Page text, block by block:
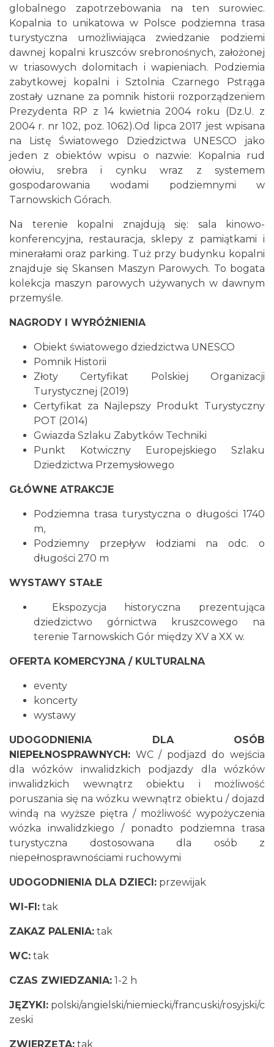
globalnego zapotrzebowania na ten surowiec.
Kopalnia to unikatowa w Polsce podziemna trasa
turystyczna umożliwiająca zwiedzanie podziemi
dawnej kopalni kruszców srebronośnych, założonej
w triasowych dolomitach i wapieniach. Podziemia
zabytkowej kopalni i Sztolnia Czarnego Pstrąga
zostały uznane za pomnik historii rozporządzeniem
Prezydenta RP z 14 kwietnia 2004 roku (Dz.U. z
2004 r. nr 102, poz. 1062).Od lipca 2017 jest wpisana
na Listę Światowego Dziedzictwa UNESCO jako
jeden z obiektów wpisu o nazwie: Kopalnia rud
ołowiu, srebra i cynku wraz z systemem
gospodarowania wodami podziemnymi w
Tarnowskich Górach.
Na terenie kopalni znajdują się: sala kinowo-
konferencyjna, restauracja, sklepy z pamiątkami i
minerałami oraz parking. Tuż przy budynku kopalni
znajduje się Skansen Maszyn Parowych. To bogata
kolekcja maszyn parowych używanych w dawnym
przemyśle.
NAGRODY I WYRÓŻNIENIA
Obiekt światowego dziedzictwa UNESCO
Pomnik Historii
Złoty Certyfikat Polskiej Organizacji
Turystycznej (2019)
Certyfikat za Najlepszy Produkt Turystyczny
POT (2014)
Gwiazda Szlaku Zabytków Techniki
Punkt Kotwiczny Europejskiego Szlaku
Dziedzictwa Przemysłowego
GŁÓWNE ATRAKCJE
Podziemna trasa turystyczna o długości 1740
m,
Podziemny przepływ łodziami na odc. o
długości 270 m
WYSTAWY STAŁE
Ekspozycja historyczna prezentująca
dziedzictwo górnictwa kruszcowego na
terenie Tarnowskich Gór między XV a XX w.
OFERTA KOMERCYJNA / KULTURALNA
eventy
koncerty
wystawy
UDOGODNIENIA DLA OSÓB
NIEPEŁNOSPRAWNYCH: WC / podjazd do wejścia
dla wózków inwalidzkich podjazdy dla wózków
inwalidzkich wewnątrz obiektu i możliwość
poruszania się na wózku wewnątrz obiektu / dojazd
windą na wyższe piętra / możliwość wypożyczenia
wózka inwalidzkiego / ponadto podziemna trasa
turystyczna dostosowana dla osób z
niepełnosprawnościami ruchowymi
UDOGODNIENIA DLA DZIECI: przewijak
WI-FI: tak
ZAKAZ PALENIA: tak
WC: tak
CZAS ZWIEDZANIA: 1-2 h
JĘZYKI: polski/angielski/niemiecki/francuski/rosyjski/c
zeski
ZWIERZĘTA: tak